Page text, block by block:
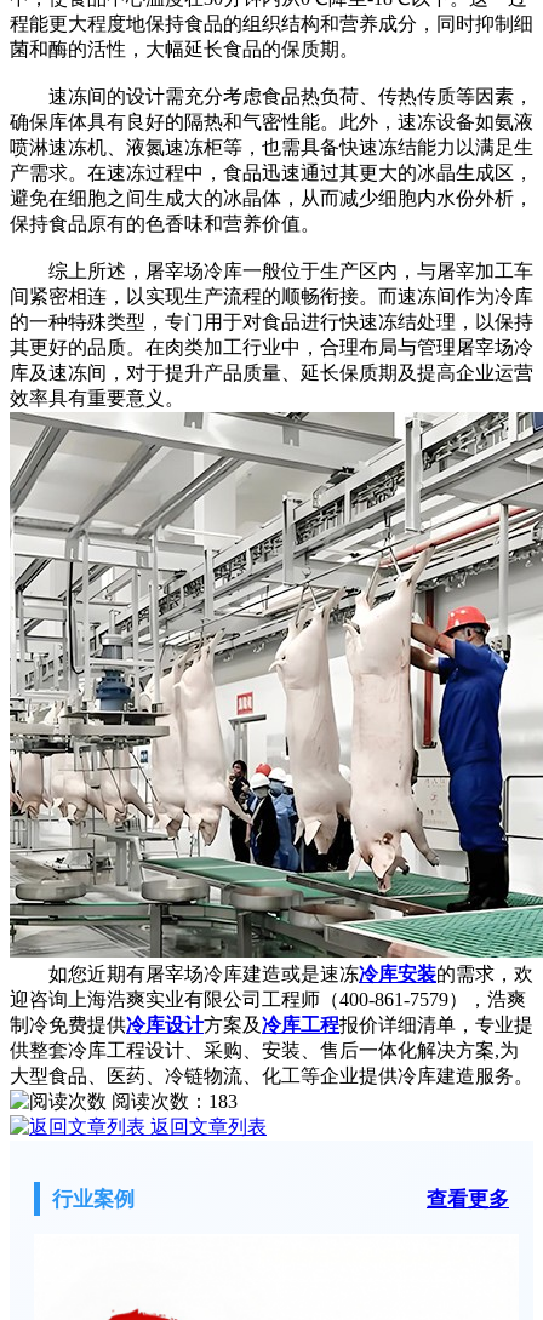
程能更大程度地保持食品的组织结构和营养成分，同时抑制细
菌和酶的活性，大幅延长食品的保质期。
速冻间的设计需充分考虑食品热负荷、传热传质等因素，
确保库体具有良好的隔热和气密性能。此外，速冻设备如氨液
喷淋速冻机、液氮速冻柜等，也需具备快速冻结能力以满足生
产需求。在速冻过程中，食品迅速通过其更大的冰晶生成区，
避免在细胞之间生成大的冰晶体，从而减少细胞内水份外析，
保持食品原有的色香味和营养价值。
综上所述，屠宰场冷库一般位于生产区内，与屠宰加工车
间紧密相连，以实现生产流程的顺畅衔接。而速冻间作为冷库
的一种特殊类型，专门用于对食品进行快速冻结处理，以保持
其更好的品质。在肉类加工行业中，合理布局与管理屠宰场冷
库及速冻间，对于提升产品质量、延长保质期及提高企业运营
效率具有重要意义。
如您近期有屠宰场冷库建造或是速冻冷库安装的需求，欢
迎咨询上海浩爽实业有限公司工程师（400-861-7579），浩爽
制冷免费提供冷库设计方案及冷库工程报价详细清单，专业提
供整套冷库工程设计、采购、安装、售后一体化解决方案,为
大型食品、医药、冷链物流、化工等企业提供冷库建造服务。
阅读次数： 183
返回文章列表
行业案例 查看更多